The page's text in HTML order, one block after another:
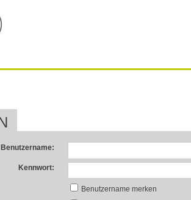
Benutzername:
Kennwort:
Benutzername merken